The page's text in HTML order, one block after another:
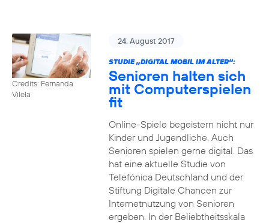
Credits: Fernanda
Vilela
24. August 2017
STUDIE „DIGITAL MOBIL IM ALTER“:
Senioren halten sich
mit Computerspielen
fit
Online-Spiele begeistern nicht nur
Kinder und Jugendliche. Auch
Senioren spielen gerne digital. Das
hat eine aktuelle Studie von
Telefónica Deutschland und der
Stiftung Digitale Chancen zur
Internetnutzung von Senioren
ergeben. In der Beliebtheitsskala